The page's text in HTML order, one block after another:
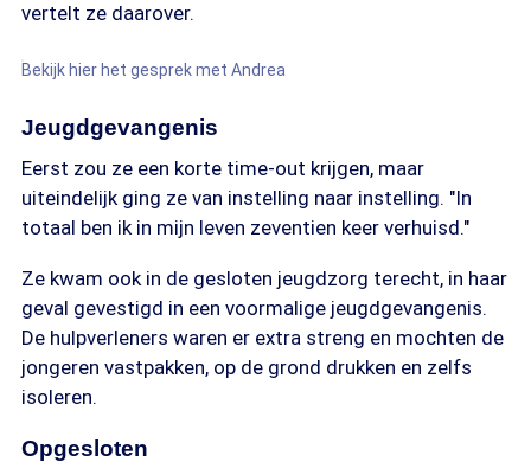
vertelt ze daarover.
Bekijk hier het gesprek met Andrea
Jeugdgevangenis
Eerst zou ze een korte time-out krijgen, maar
uiteindelijk ging ze van instelling naar instelling. "In
totaal ben ik in mijn leven zeventien keer verhuisd."
Ze kwam ook in de gesloten jeugdzorg terecht, in haar
geval gevestigd in een voormalige jeugdgevangenis.
De hulpverleners waren er extra streng en mochten de
jongeren vastpakken, op de grond drukken en zelfs
isoleren.
Opgesloten